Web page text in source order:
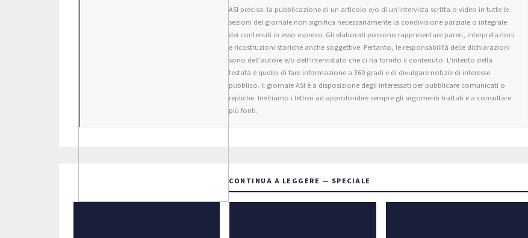
ASI precisa: la pubblicazione di un articolo e/o di un'intervista scritta o video in tutte le
sezioni del giornale non significa necessariamente la condivisione parziale o integrale
dei contenuti in esso espressi. Gli elaborati possono rappresentare pareri, interpretazioni
e ricostruzioni storiche anche soggettive. Pertanto, le responsabilità delle dichiarazioni
sono dell'autore e/o dell'intervistato che ci ha fornito il contenuto. L'intento della
testata è quello di fare informazione a 360 gradi e di divulgare notizie di interesse
pubblico. Il giornale ASI è a disposizione degli interessati per pubblicare comunicati o
repliche. Invitiamo i lettori ad approfondire sempre gli argomenti trattati e a consultare
più fonti.
CONTINUA A LEGGERE — SPECIALE